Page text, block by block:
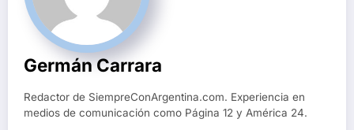
Germán Carrara
Redactor de SiempreConArgentina.com. Experiencia en
medios de comunicación como Página 12 y América 24.